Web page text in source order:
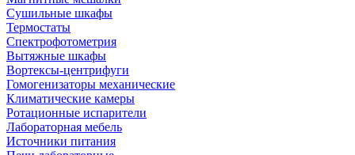
Сушильные шкафы
Термостаты
Спектрофотометрия
Вытяжные шкафы
Вортексы-центрифуги
Гомогенизаторы механические
Климатические камеры
Ротационные испарители
Лабораторная мебель
Источники питания